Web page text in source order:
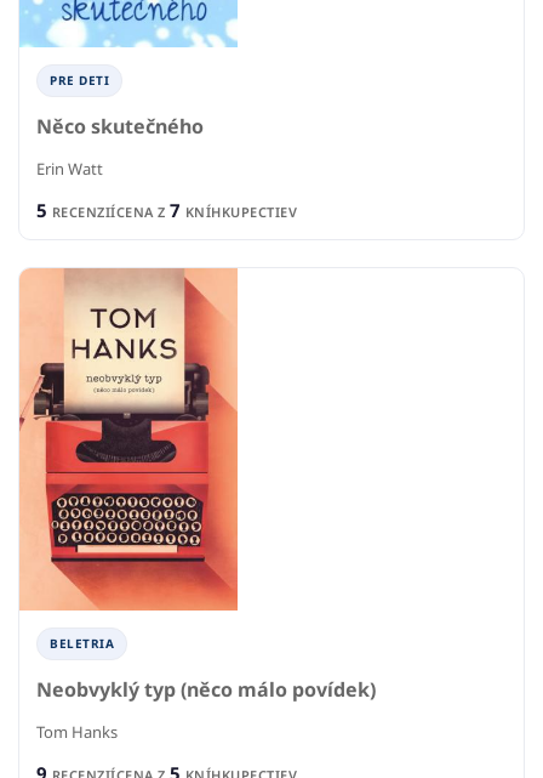
PRE DETI
Něco skutečného
Erin Watt
5 RECENZIÍCENA Z 7 KNÍHKUPECTIEV
BELETRIA
Neobvyklý typ (něco málo povídek)
Tom Hanks